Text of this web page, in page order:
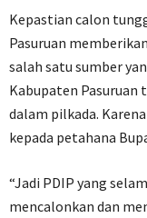
Kepastian calon
Pasuruan
salah satu sumber
Kabupaten
dalam pilkada.
kepada petahana
“Jadi PDIP yang
mencalonkan dan